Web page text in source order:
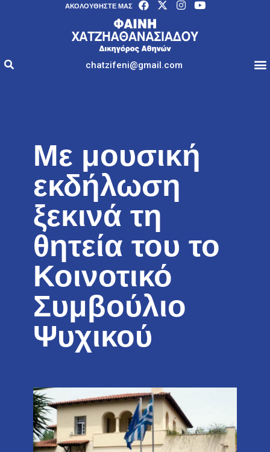
AΚΟΛΟΥΘΉΣΤΕ ΜΑΣ
chatzifeni@gmail.com
Με μουσική
εκδήλωση
ξεκινά τη
θητεία του το
Κοινοτικό
Συμβούλιο
Ψυχικού